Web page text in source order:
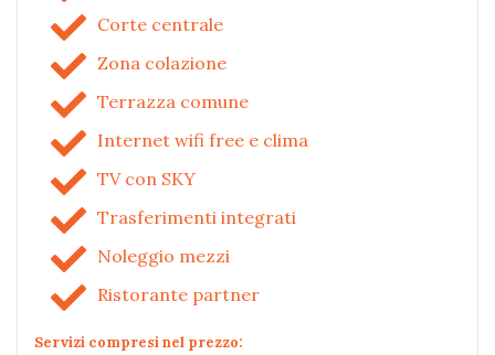
Corte centrale
Zona colazione
Terrazza comune
Internet wifi free e clima
TV con SKY
Trasferimenti integrati
Noleggio mezzi
Ristorante partner
Servizi compresi nel prezzo: